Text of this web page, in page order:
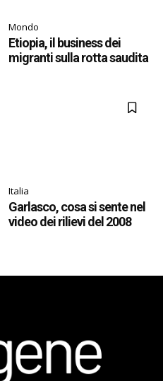
Mondo
Etiopia, il business dei
migranti sulla rotta saudita
Italia
Garlasco, cosa si sente nel
video dei rilievi del 2008